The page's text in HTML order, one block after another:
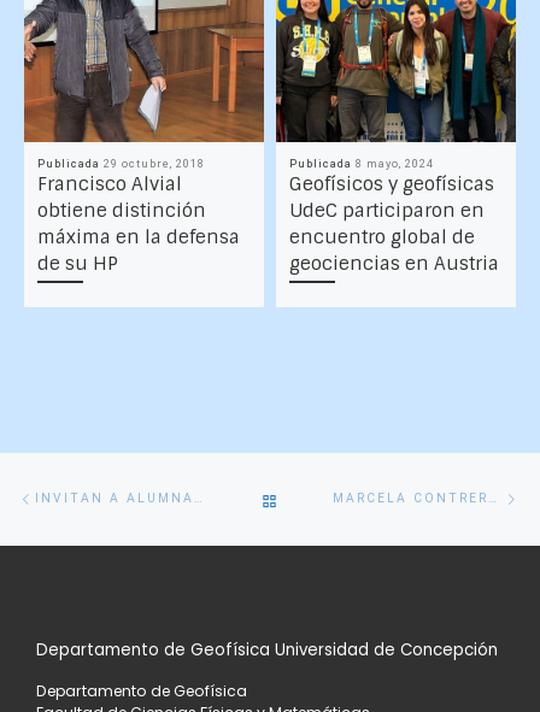
Publicada 29 octubre, 2018
Francisco Alvial
obtiene distinción
máxima en la defensa
de su HP
Publicada 8 mayo, 2024
Geofísicos y geofísicas
UdeC participaron en
encuentro global de
geociencias en Austria
Navegación
de
entradas
Entrada
INVITAN A ALUMNAS A TALLER SICOSOCIAL PARA MEJORAR SUS HABILIDADES EN CLASES Y EN EL TRABAJO VOLVER
A
LISTA
MARCELA CONTRERAS, GEOFÍSICA UDEC, OBTIENE GRADO DE MAGÍSTER EN CIENCIAS MENCIÓN OCEANOGRAFÍA
Departamento de Geofísica Universidad de Concepción
Departamento de Geofísica